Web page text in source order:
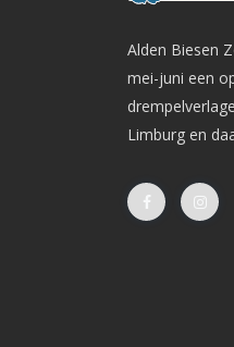
Alden Biesen
mei-juni een
Limburg en